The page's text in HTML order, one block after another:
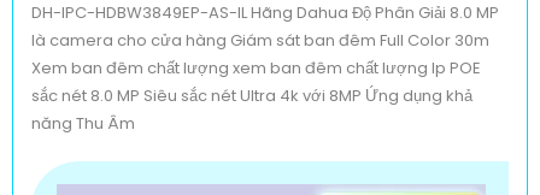
DH-IPC-HDBW3849EP-AS-IL Hãng Dahua Độ Phân Giải 8.0 MP
là camera cho cửa hàng Giám sát ban đêm Full Color 30m
Xem ban đêm chất lượng xem ban đêm chất lượng Ip POE
sắc nét 8.0 MP Siêu sắc nét Ultra 4k với 8MP Ứng dụng khả
năng Thu Âm